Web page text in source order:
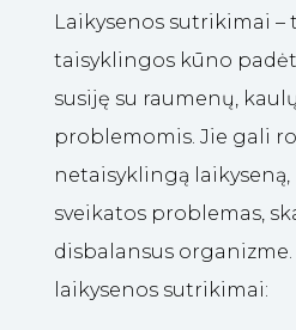
Laikysenos sutrikimai
taisyklingos kūno
susiję su raumenų,
problemomis. Jie gali
netaisyklingą
sveikatos problemas,
disbalansus organizme.
laikysenos sutrikimai: